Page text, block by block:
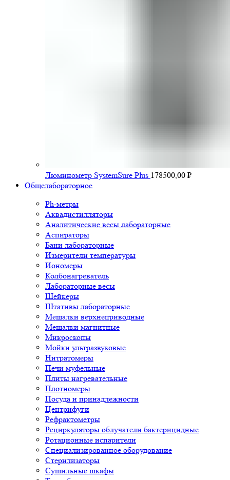
Люминометр SystemSure Plus 178500,00 ₽
Общелабораторное
Ph-метры
Аквадистилляторы
Аналитические весы лабораторные
Аспираторы
Бани лабораторные
Измерители температуры
Иономеры
Колбонагреватель
Лабораторные весы
Шейкеры
Штативы лабораторные
Мешалки верхнеприводные
Мешалки магнитные
Микроскопы
Мойки ультразвуковые
Нитратомеры
Печи муфельные
Плиты нагревательные
Плотномеры
Посуда и принадлежности
Центрифуги
Рефрактометры
Рециркуляторы облучатели бактерицидные
Ротационные испарители
Специализированное оборудование
Стерилизаторы
Сушильные шкафы